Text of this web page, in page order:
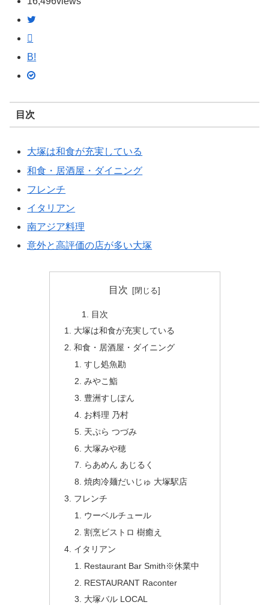
B!
目次
大塚は和食が充実している
和食・居酒屋・ダイニング
フレンチ
イタリアン
南アジア料理
意外と高評価の店が多い大塚
目次
目次
大塚は和食が充実している
和食・居酒屋・ダイニング
すし処魚勘
みやこ鮨
豊洲すしぽん
お料理 乃村
天ぷら つづみ
大塚みや穂
らあめん あじるく
焼肉冷麺だいじゅ 大塚駅店
フレンチ
ウーベルチュール
割烹ビストロ 樹癒え
イタリアン
Restaurant Bar Smith※休業中
RESTAURANT Raconter
大塚バル LOCAL